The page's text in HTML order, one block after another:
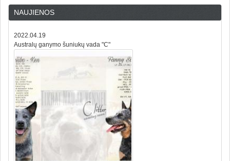
NAUJIENOS
2022.04.19
Australų ganymo šuniukų vada "C"